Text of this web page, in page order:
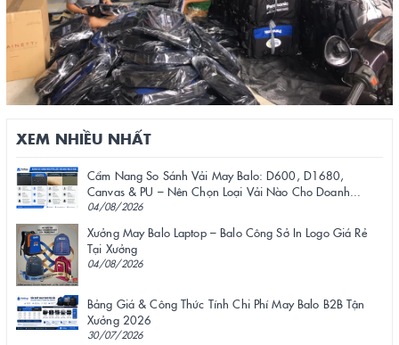
XEM NHIỀU NHẤT
Cẩm Nang So Sánh Vải May Balo: D600, D1680,
Canvas & PU – Nên Chọn Loại Vải Nào Cho Doanh...
04/08/2026
Xưởng May Balo Laptop – Balo Công Sở In Logo Giá Rẻ
Tại Xưởng
04/08/2026
Bảng Giá & Công Thức Tính Chi Phí May Balo B2B Tận
Xưởng 2026
30/07/2026